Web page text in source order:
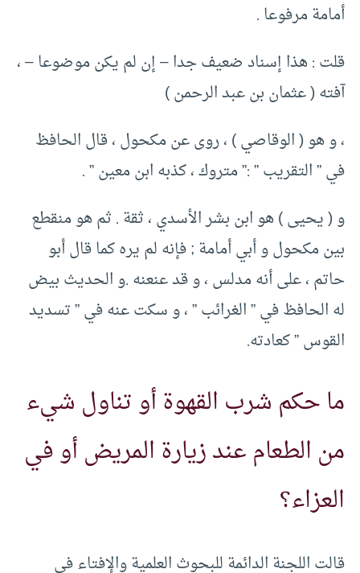
أمامة مرفوعا .
قلت : هذا إسناد ضعيف جدا – إن لم يكن موضوعا – ،
آفته ( عثمان بن عبد الرحمن )
، و هو ( الوقاصي ) ، روى عن مكحول ، قال الحافظ
في ” التقريب ” :” متروك ، كذبه ابن معين ” .
و ( يحيى ) هو ابن بشر الأسدي ، ثقة . ثم هو منقطع
بين مكحول و أبي أمامة ; فإنه لم يره كما قال أبو
حاتم ، على أنه مدلس ، و قد عنعنه .و الحديث بيض
له الحافظ في ” الغرائب ” ، و سكت عنه في ” تسديد
القوس ” كعادته.
ما حكم شرب القهوة أو تناول شيء
من الطعام عند زيارة المريض أو في
العزاء؟
قالت اللجنة الدائمة للبحوث العلمية والإفتاء في